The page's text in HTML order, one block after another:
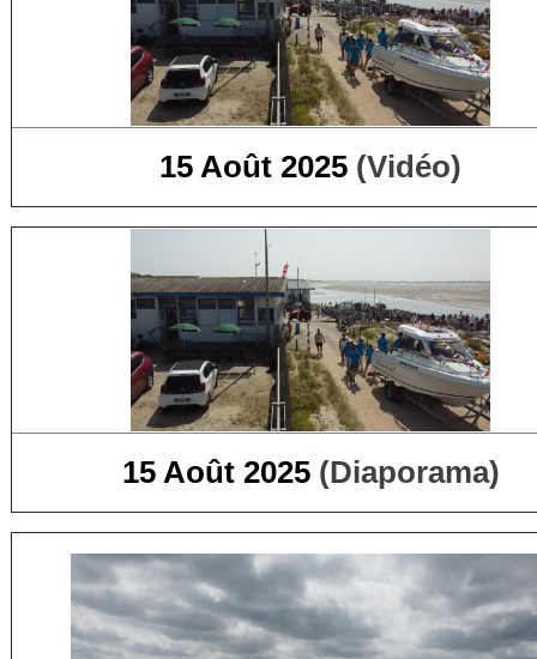
15 Août 2025 (Vidéo)
15 Août 2025(Diaporama)